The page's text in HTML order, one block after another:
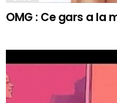
OMG : Ce gars a la